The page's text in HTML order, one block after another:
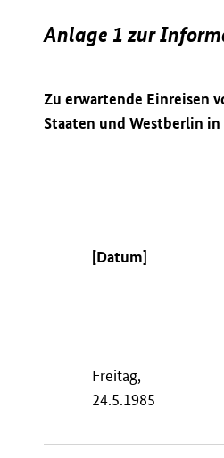
Anlage 1 zur
Zu erwartende Einreisen
Staaten und Westberlin in
[Datum]
Freitag,
24.5.1985